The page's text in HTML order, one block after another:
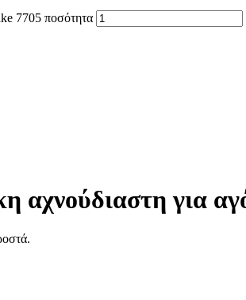
7705 ποσότητα
αχνούδιαστη για